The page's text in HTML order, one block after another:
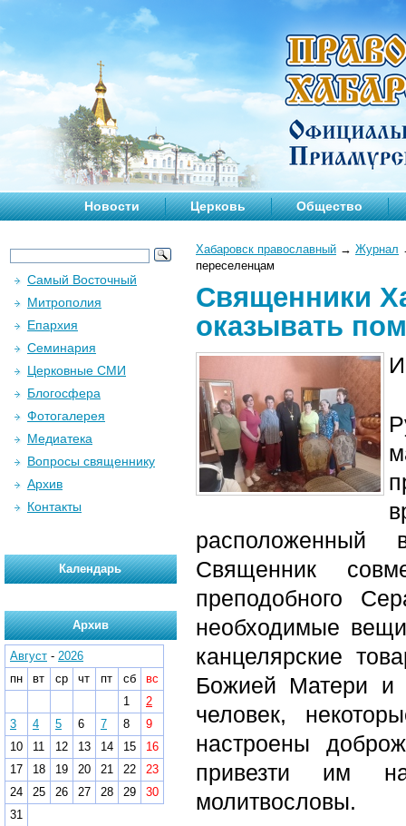
Новости Церковь Общество
Хабаровск православный → Журнал
переселенцам
Священники
оказывать
Священник
преподобного
необходимые
канцелярские
Божией Матери и
человек,
настроены
привезти им
молитвословы.
Самый Восточный
Митрополия
Епархия
Семинария
Церковные СМИ
Блогосфера
Фотогалерея
Медиатека
Вопросы священнику
Архив
Контакты
Календарь
Архив
Август - 2026
пн
вт ср чт пт сб
вс
1
2
3
4 5 6 7 8
9
10
11 12 13 14 15
16
17
18 19 20 21 22
23
24
25 26 27 28 29
30
31